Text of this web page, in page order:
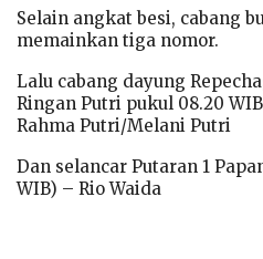
Selain angkat besi, cabang
memainkan tiga nomor.
Lalu cabang dayung
Ringan Putri pukul 08.20
Rahma Putri/Melani Putri
Dan selancar Putaran 1
WIB) – Rio Waida